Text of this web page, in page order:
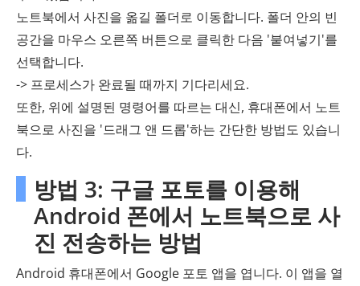
노트북에서 사진을 옮길 폴더로 이동합니다. 폴더 안의 빈
공간을 마우스 오른쪽 버튼으로 클릭한 다음 '붙여넣기'를
선택합니다.
-> 프로세스가 완료될 때까지 기다리세요.
또한, 위에 설명된 명령어를 따르는 대신, 휴대폰에서 노트
북으로 사진을 '드래그 앤 드롭'하는 간단한 방법도 있습니
다.
방법 3: 구글 포토를 이용해
Android 폰에서 노트북으로 사
진 전송하는 방법
Android 휴대폰에서 Google 포토 앱을 엽니다. 이 앱을 열